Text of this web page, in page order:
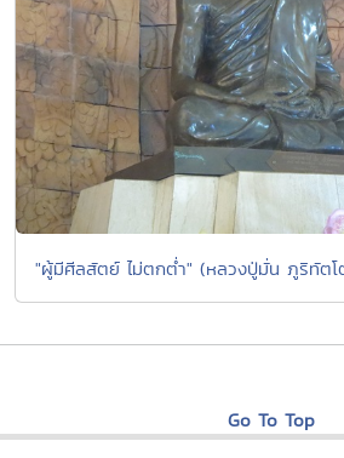
"ผู้มีศีลสัตย์ ไม่ตกต่ำ" (หลวงปู่มั่น ภูริทัตโ
Go To Top